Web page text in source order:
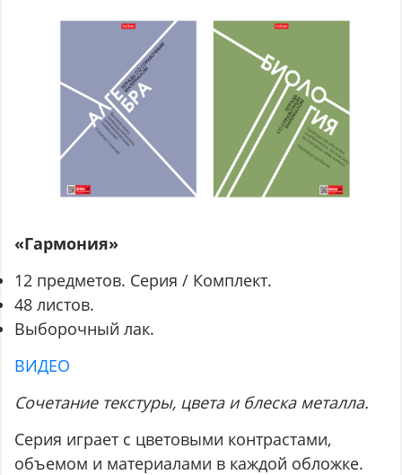
«Гармония»
12 предметов. Серия / Комплект.
48 листов.
Выборочный лак.
ВИДЕО
Сочетание текстуры, цвета и блеска металла.
Серия играет с цветовыми контрастами,
объемом и материалами в каждой обложке.